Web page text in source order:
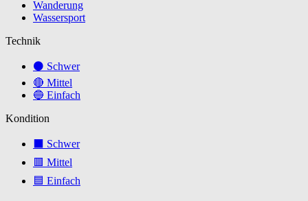
Wanderung
Wassersport
Technik
⚫ Schwer
🔴 Mittel
🔵 Einfach
Kondition
⬛ Schwer
🟥 Mittel
🟦 Einfach